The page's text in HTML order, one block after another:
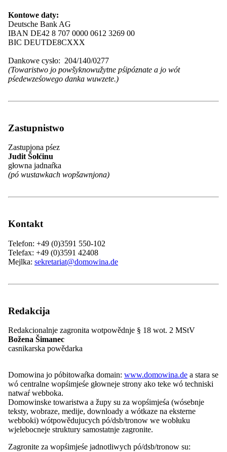
Nowosći
Stawizny
Župy a cłonkojske towaristwa
Meni zacyniś
Nowosći
Wupisanje źěłowych městnow
Domowina
Pśeglěd: Domowina
Stawizny
Program
Cłonkojstwo
Naša struktura
Serbske młoźinske towaristwo PAWK
Serbske šulske towaristwo
Serbski Sokoł
ludowego ansambla
Zwězk serbskich spiwaŕskich
Zwězk serbskich studujucych
Zwězk serbskich wuměłcow
Župa Jakub Lorenc-Zalěski
Župa Dolna Łuzyca
Župa "Handrij Zejler"
Župa “Jan Arnošt Smoler”
Župa "Michał Hórnik" Kamjenc
Asociěrowane cłonkojske towaristwa
Wjednistwo a gremije
Kontowe daty:
Deutsche Bank AG
IBAN DE42 8 707 0000 0612 3269 00
BIC DEUTDE8CXXX
Dankowe cysło: 204/140/0277
(Towaristwo jo powšyknowužytne pśipóznate a jo wót
pśedewześowego danka wuwzete.)
Zastupnistwo
Zastupjona pśez
Judit Šołćinu
głowna jadnaŕka
(pó wustawkach wopšawnjona)
Kontakt
Telefon: +49 (0)3591 550-102
Telefax: +49 (0)3591 42408
Mejlka: sekretariat@domowina.de
Redakcija
Redakcionalnje zagronita wotpowědnje § 18 wot. 2 MStV
Božena Šimanec
casnikarska powědarka
Domowina jo póbitowaŕka domain: www.domowina.de a stara se
wó centralne wopśimjeśe głowneje strony ako teke wó techniski
natwaŕ webboka.
Domowinske towaristwa a župy su za wopśimjeśa (wósebnje
teksty, wobraze, medije, downloady a wótkaze na eksterne
webboki) wótpowědujucych pó/dsb/tronow we wobłuku
wjelebocneje struktury samostatnje zagronite.
Zagronite za wopśimjeśe jadnotliwych pó/dsb/tronow su: